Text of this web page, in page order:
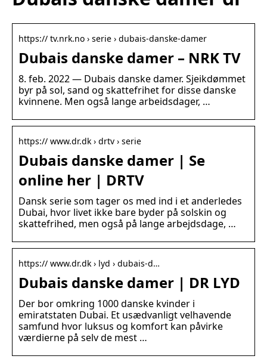
https:// tv.nrk.no › serie › dubais-danske-damer
Dubais danske damer – NRK TV
8. feb. 2022 — Dubais danske damer. Sjeikdømmet
byr på sol, sand og skattefrihet for disse danske
kvinnene. Men også lange arbeidsdager, …
https:// www.dr.dk › drtv › serie
Dubais danske damer | Se
online her | DRTV
Dansk serie som tager os med ind i et anderledes
Dubai, hvor livet ikke bare byder på solskin og
skattefrihed, men også på lange arbejdsdage, …
https:// www.dr.dk › lyd › dubais-d…
Dubais danske damer | DR LYD
Der bor omkring 1000 danske kvinder i
emiratstaten Dubai. Et usædvanligt velhavende
samfund hvor luksus og komfort kan påvirke
værdierne på selv de mest …